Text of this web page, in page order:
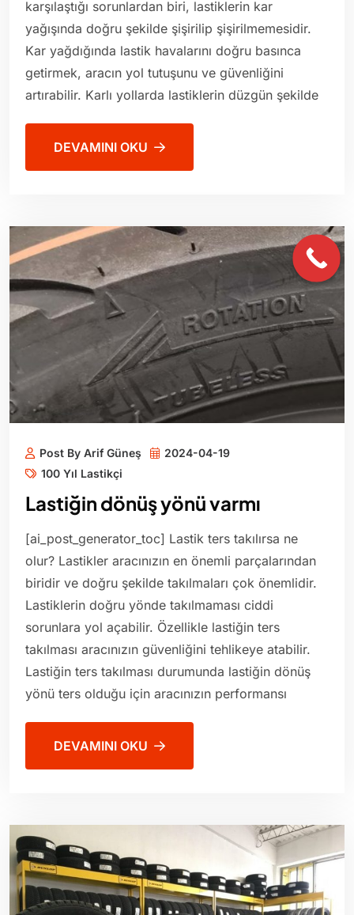
karşılaştığı sorunlardan biri, lastiklerin kar
yağışında doğru şekilde şişirilip şişirilmemesidir.
Kar yağdığında lastik havalarını doğru basınca
getirmek, aracın yol tutuşunu ve güvenliğini
artırabilir. Karlı yollarda lastiklerin düzgün şekilde
DEVAMINI OKU
Post By Arif Güneş
2024-04-19
100 Yıl Lastikçi
Lastiğin dönüş yönü varmı
[ai_post_generator_toc] Lastik ters takılırsa ne
olur? Lastikler aracınızın en önemli parçalarından
biridir ve doğru şekilde takılmaları çok önemlidir.
Lastiklerin doğru yönde takılmaması ciddi
sorunlara yol açabilir. Özellikle lastiğin ters
takılması aracınızın güvenliğini tehlikeye atabilir.
Lastiğin ters takılması durumunda lastiğin dönüş
yönü ters olduğu için aracınızın performansı
DEVAMINI OKU